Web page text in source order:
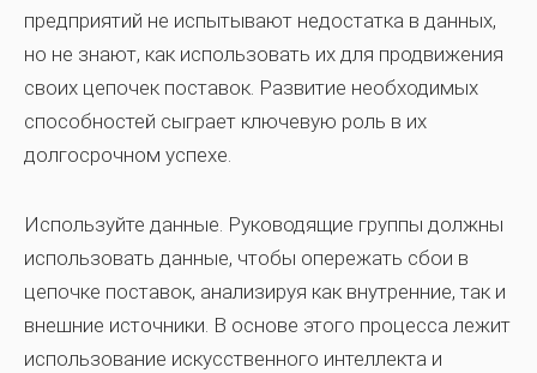
предприятий не испытывают недостатка в данных,
но не знают, как использовать их для продвижения
своих цепочек поставок. Развитие необходимых
способностей сыграет ключевую роль в их
долгосрочном успехе.
Используйте данные. Руководящие группы должны
использовать данные, чтобы опережать сбои в
цепочке поставок, анализируя как внутренние, так и
внешние источники. В основе этого процесса лежит
использование искусственного интеллекта и